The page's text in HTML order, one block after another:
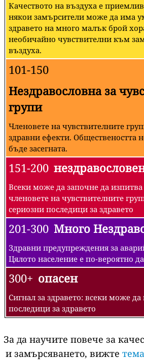
Качеството на въздуха е
някои замърсители може да има
здравето на много малък брой
необичайно чувствителни към
въздуха.
101-150
Нездравословна за
групи
Членовете на чувствителните
здравни ефекти. Обществеността
бъде засегната.
151-200
Всеки може да започне да
членовете на чувствителните
сериозни последици за здравето
201-300 Много
Здравни предупреждения за
Цялото население е по-вероятно
300+ опасен
Сигнал за здравето: всеки може
последици за здравето
За да научите повече за
и замърсяването, вижте